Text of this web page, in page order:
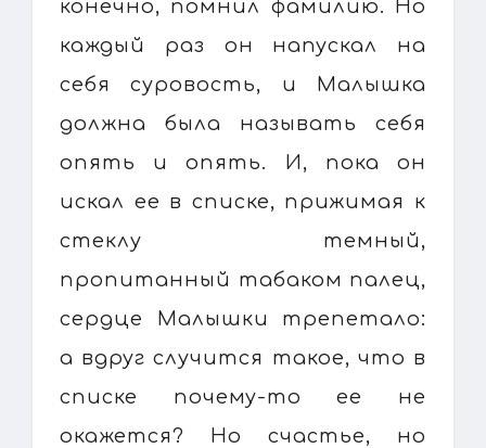
конечно, помнил фамилию. Но
каждый раз он напускал на
себя суровость, и Малышка
должна была называть себя
опять и опять. И, пока он
искал ее в списке, прижимая к
стеклу темный,
пропитанный табаком палец,
сердце Малышки трепетало:
а вдруг случится такое, что в
списке почему-то ее не
окажется? Но счастье, но